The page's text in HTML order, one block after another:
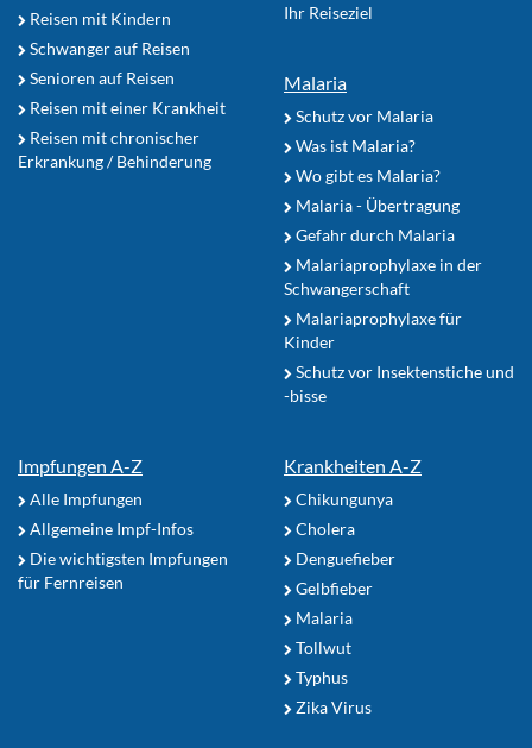
Reisen mit Kindern
Schwanger auf Reisen
Senioren auf Reisen
Reisen mit einer Krankheit
Reisen mit chronischer
Erkrankung / Behinderung
Ihr Reiseziel
Malaria
Schutz vor Malaria
Was ist Malaria?
Wo gibt es Malaria?
Malaria - Übertragung
Gefahr durch Malaria
Malariaprophylaxe in der
Schwangerschaft
Malariaprophylaxe für
Kinder
Schutz vor Insektenstiche und
-bisse
Impfungen A-Z
Alle Impfungen
Allgemeine Impf-Infos
Die wichtigsten Impfungen
für Fernreisen
Krankheiten A-Z
Chikungunya
Cholera
Denguefieber
Gelbfieber
Malaria
Tollwut
Typhus
Zika Virus